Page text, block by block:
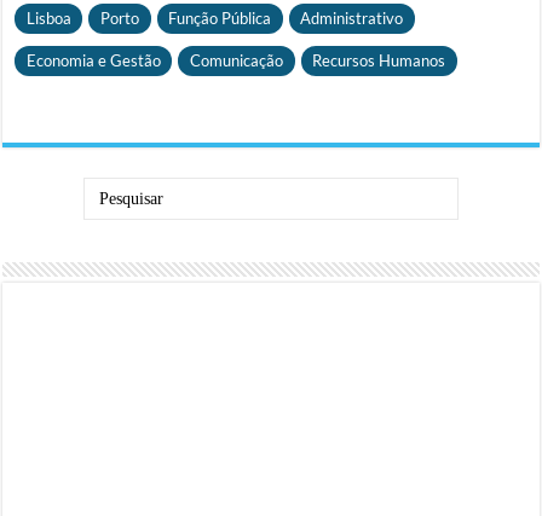
Lisboa Porto Função Pública Administrativo
Economia e Gestão Comunicação Recursos Humanos